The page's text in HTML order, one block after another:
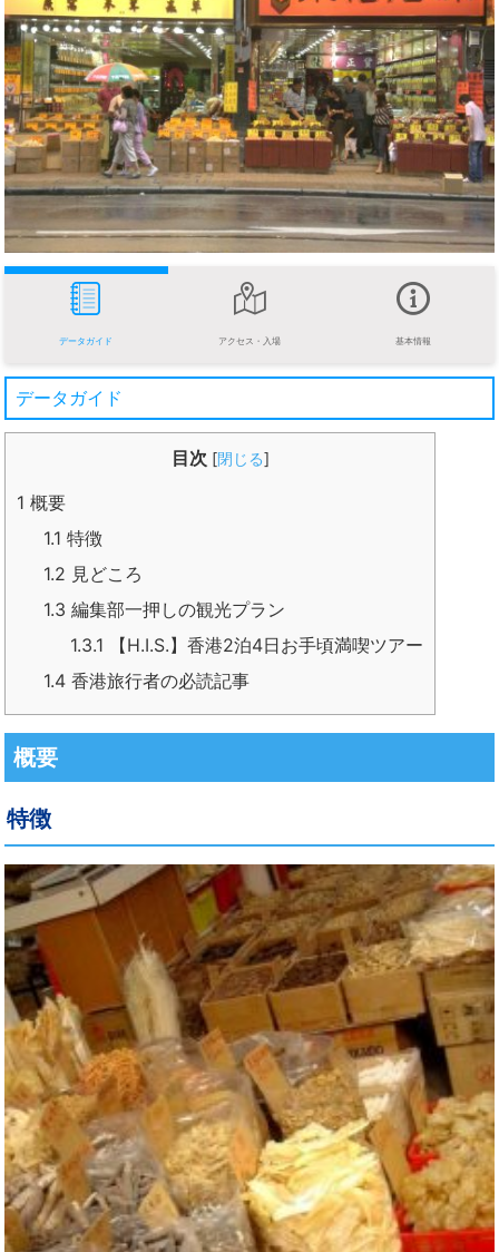
データガイド アクセス・入場 基本情報
データガイド
目次 [閉じる]
1 概要
1.1 特徴
1.2 見どころ
1.3 編集部一押しの観光プラン
1.3.1 【H.I.S.】香港2泊4日お手頃満喫ツアー
1.4 香港旅行者の必読記事
概要
特徴